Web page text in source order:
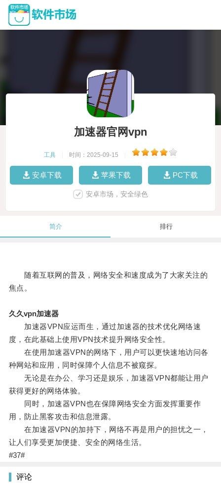
加速器官网vpn
工具 时间：2025-09-15
安卓下载 苹果下载 PC下载
安卓市场，安全绿色
简介 排行
随着互联网的普及，网络安全和速度成为了大家关注的
焦点。
久久vpn加速器
加速器VPN应运而生，通过加速器的技术优化网络速
度，在此基础上使用VPN技术提升网络安全性。
在使用加速器VPN的网络下，用户可以更快速地访问各
种网站和应用，同时保障个人信息不被窥探。
无论是在办公、学习还是娱乐，加速器VPN都能让用户
获得更好的网络体验。
同时，加速器VPN也在保障网络安全方面发挥重要作
用，防止黑客攻击和信息泄露。
在加速器VPN的加持下，网络不再是用户的担忧之一，
让人们享受更加便捷、安全的网络生活。
#37#
评论